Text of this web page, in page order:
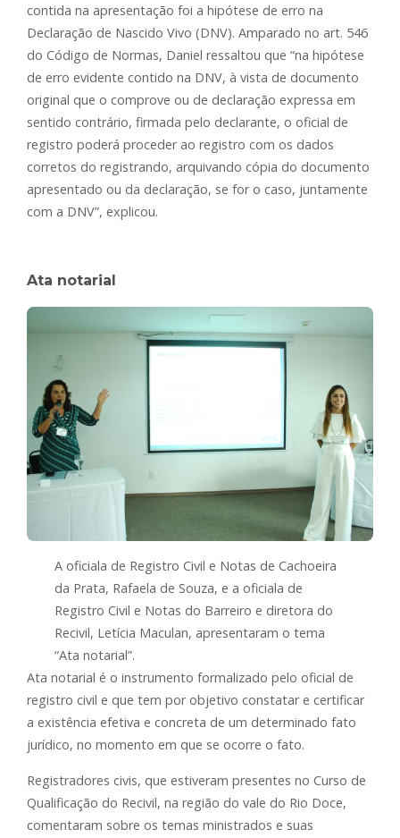
contida na apresentação foi a hipótese de erro na
Declaração de Nascido Vivo (DNV). Amparado no art. 546
do Código de Normas, Daniel ressaltou que “na hipótese
de erro evidente contido na DNV, à vista de documento
original que o comprove ou de declaração expressa em
sentido contrário, firmada pelo declarante, o oficial de
registro poderá proceder ao registro com os dados
corretos do registrando, arquivando cópia do documento
apresentado ou da declaração, se for o caso, juntamente
com a DNV”, explicou.
Ata notarial
A oficiala de Registro Civil e Notas de Cachoeira
da Prata, Rafaela de Souza, e a oficiala de
Registro Civil e Notas do Barreiro e diretora do
Recivil, Letícia Maculan, apresentaram o tema
“Ata notarial”.
Ata notarial é o instrumento formalizado pelo oficial de
registro civil e que tem por objetivo constatar e certificar
a existência efetiva e concreta de um determinado fato
jurídico, no momento em que se ocorre o fato.
Registradores civis, que estiveram presentes no Curso de
Qualificação do Recivil, na região do vale do Rio Doce,
comentaram sobre os temas ministrados e suas